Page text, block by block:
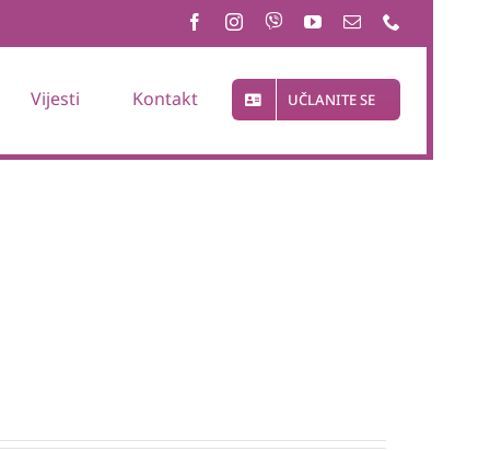
Vijesti Kontakt UČLANITE SE